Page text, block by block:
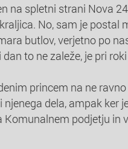
na spletni strani Nova
No, sam je postal
butlov, verjetno po
to ne zaleže, je pri
princem na ne
dela, ampak ker
Komunalnem podjetju in